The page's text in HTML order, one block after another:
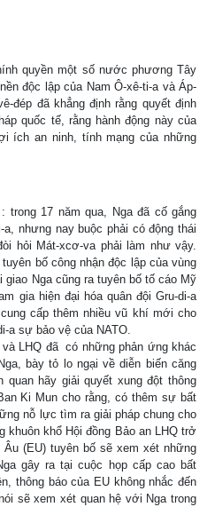
quyền một số nước phương Tây
độc lập của Nam Ô-xê-ti-a và Áp-
đép đã khẳng định rằng quyết định
quốc tế, rằng hành động này của
ích an ninh, tính mạng của những
trong 17 năm qua, Nga đã cố gắng
nhưng nay buộc phải có động thái
hỏi Mát-xcơ-va phải làm như vậy.
bố công nhận độc lập của vùng
giao Nga cũng ra tuyên bố tố cáo Mỹ
gia hiện đại hóa quân đội Gru-di-a
cấp thêm nhiều vũ khí mới cho
a sự bảo vệ của NATO.
và LHQ đã có những phản ứng khác
bày tỏ lo ngại về diễn biến căng
hãy giải quyết xung đột thông
Ki Mun cho rằng, có thêm sự bất
nỗ lực tìm ra giải pháp chung cho
khuôn khổ Hội đồng Bảo an LHQ trở
(EU) tuyên bố sẽ xem xét những
gây ra tại cuộc họp cấp cao bất
thông báo của EU không nhắc đến
sẽ xem xét quan hệ với Nga trong